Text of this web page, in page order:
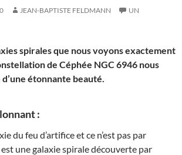
JEAN-BAPTISTE FELDMANN
UN
spirales que nous voyons exactement
de Céphée NGC 6946 nous
étonnante beauté.
:
du feu d’artifice et ce n’est pas par
une galaxie spirale découverte par